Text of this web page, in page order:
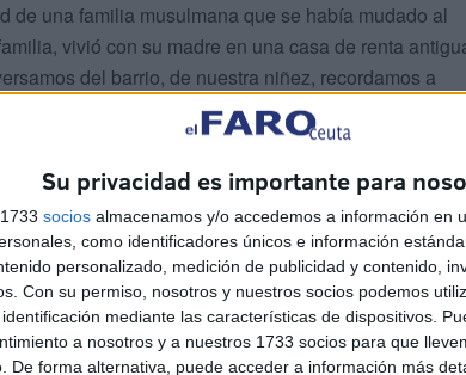
Su privacidad es importante para
socios almacenamos y/o accedemos a información en
como identificadores únicos e información
personalizado, medición de publicidad y contenido,
Con su permiso, nosotros y nuestros socios podemos
mediante las características de dispositivos.
a nosotros y a nuestros 1733 socios para que
De forma alternativa, puede acceder a información más
una familia musulmana que se había mudado al
vivió con su madre en una casa de renta
del barrio, de nuestra niñez, recordamos a
Unos meses después me comentaron que
que he conocido en mi vida. Hace unos días
cómo una madre le comentaba que había vivido
el paro. Él escuchaba su historia en un despacho
Ella le decía que cuando su hijo le pedía un
venía el mundo encima. El padre Gonzalo le
y leche. La mujer comenzó a llorar y le dijo que
esa vergüenza y, por supuesto, le agradeció al